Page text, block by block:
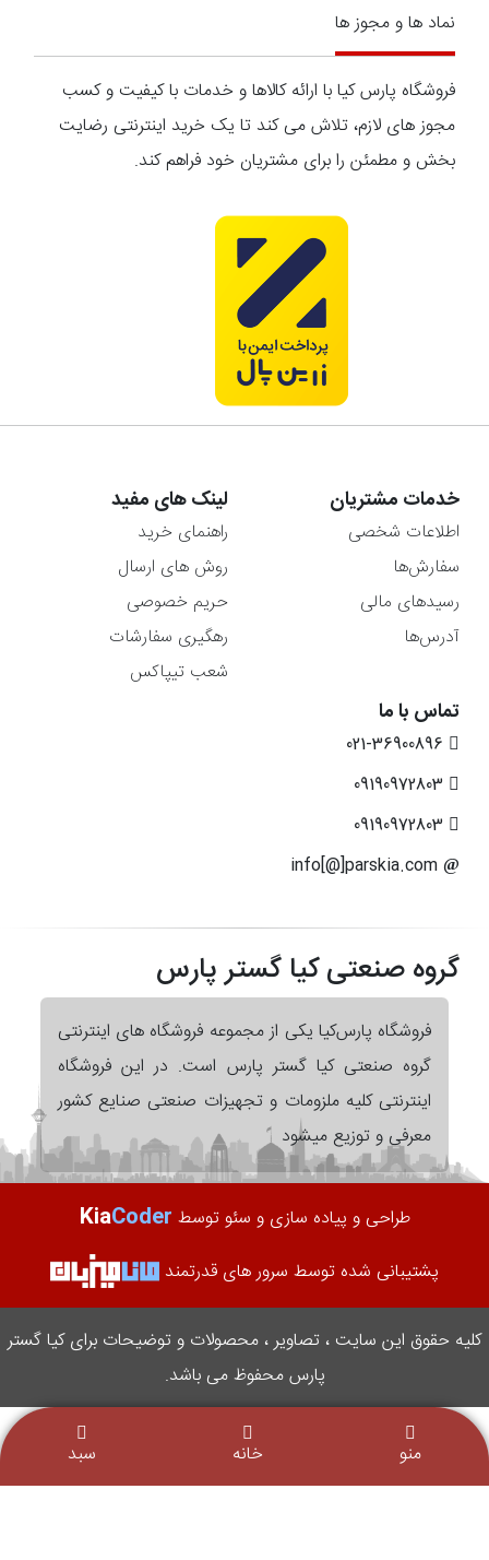
نماد ها و مجوز ها
فروشگاه پارس کیا با ارائه کالاها و خدمات با کیفیت و کسب
مجوز های لازم، تلاش می کند تا یک خرید اینترنتی رضایت
بخش و مطمئن را برای مشتریان خود فراهم کند.
خدمات مشتریان
اطلاعات شخصی
سفارش‌ها
رسیدهای مالی
آدرس‌ها
لینک های مفید
راهنمای خرید
روش های ارسال
حریم خصوصی
رهگیری سفارشات
شعب تیپاکس
تماس با ما
گروه صنعتی کیا گستر پارس
فروشگاه پارس‌کیا یکی از مجموعه فروشگاه های اینترنتی
گروه صنعتی کیا گستر پارس است. در این فروشگاه
اینترنتی کلیه ملزومات و تجهیزات صنعتی صنایع کشور
معرفی و توزیع میشود
طراحی و پیاده سازی و سئو توسط KiaCoder
پشتیبانی شده توسط سرور های قدرتمند
کلیه حقوق این سایت ، تصاویر ، محصولات و توضیحات برای کیا گستر
پارس محفوظ می باشد.
منو خانه سبد